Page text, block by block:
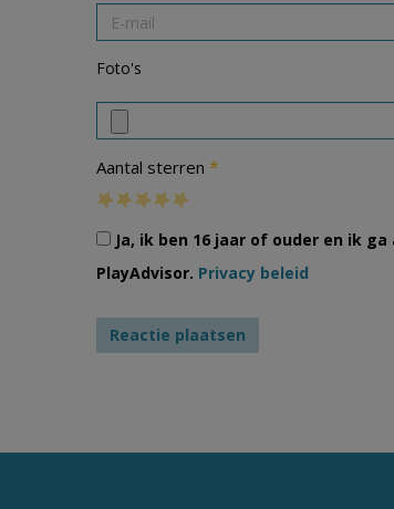
Foto's
Aantal sterren *
Ja, ik ben 16 jaar of ouder en ik
PlayAdvisor. Privacy beleid